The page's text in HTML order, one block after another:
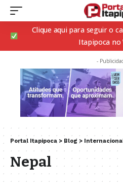
Clique aqui para seguir o
Itapipoca no
-
Portal Itapipoca > Blog >
Nepal